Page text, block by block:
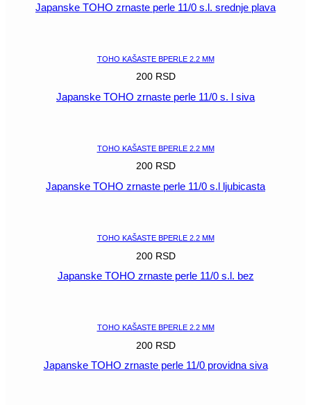
Japanske TOHO zrnaste perle 11/0 s.l. srednje plava
TOHO KAŠASTE BPERLE 2.2 MM
200 RSD
Japanske TOHO zrnaste perle 11/0 s. l siva
TOHO KAŠASTE BPERLE 2.2 MM
200 RSD
Japanske TOHO zrnaste perle 11/0 s.l ljubicasta
TOHO KAŠASTE BPERLE 2.2 MM
200 RSD
Japanske TOHO zrnaste perle 11/0 s.l. bez
TOHO KAŠASTE BPERLE 2.2 MM
200 RSD
Japanske TOHO zrnaste perle 11/0 providna siva